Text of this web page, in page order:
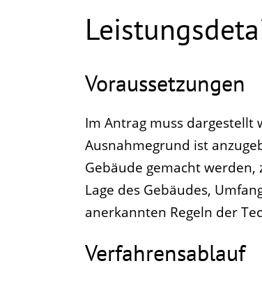
Voraussetzungen
Im Antrag muss dargestellt
Ausnahmegrund ist
Gebäude gemacht
Lage des Gebäudes,
anerkannten Regeln der
Verfahrensablauf